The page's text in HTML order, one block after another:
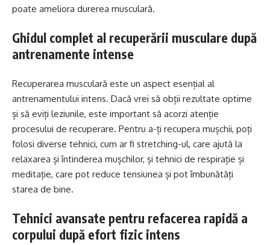
poate ameliora durerea musculară.
Ghidul complet al recuperării musculare după
antrenamente intense
Recuperarea musculară este un aspect esențial al
antrenamentului intens. Dacă vrei să obții rezultate optime
și să eviți leziunile, este important să acorzi atenție
procesului de recuperare. Pentru a-ți recupera mușchii, poți
folosi diverse tehnici, cum ar fi stretching-ul, care ajută la
relaxarea și întinderea mușchilor, și tehnici de respirație și
meditație, care pot reduce tensiunea și pot îmbunătăți
starea de bine.
Tehnici avansate pentru refacerea rapidă a
corpului după efort fizic intens